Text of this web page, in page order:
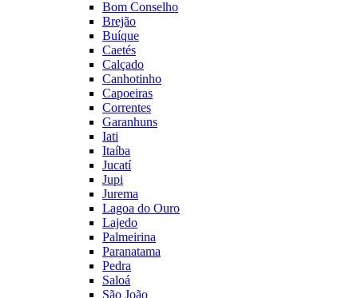
Bom Conselho
Brejão
Buíque
Caetés
Calçado
Canhotinho
Capoeiras
Correntes
Garanhuns
Iati
Itaíba
Jucatí
Jupi
Jurema
Lagoa do Ouro
Lajedo
Palmeirina
Paranatama
Pedra
Saloá
São João